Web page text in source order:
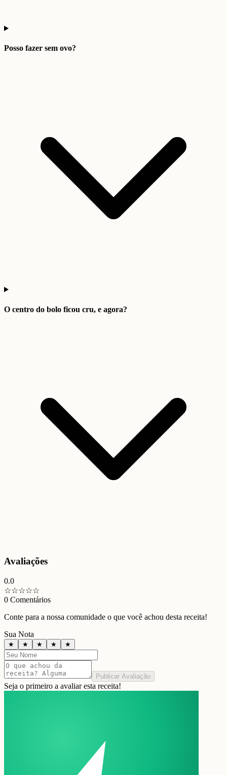
Posso fazer sem ovo?
O centro do bolo ficou cru, e agora?
Avaliações
0.0
☆☆☆☆☆
0 Comentários
Conte para a nossa comunidade o que você achou desta receita!
Sua Nota
★ ★ ★ ★ ★
Publicar Avaliação
Seja o primeiro a avaliar esta receita!